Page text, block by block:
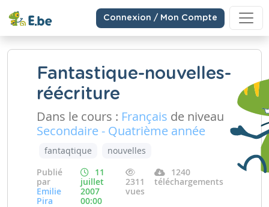
Connexion / Mon Compte
Fantastique-nouvelles-
réécriture
Dans le cours : Français de niveau
Secondaire - Quatrième année
fantaqtique
nouvelles
Publié
par
Emilie
Pira
11
juillet
2007
00:00
2311
vues
1240
téléchargements